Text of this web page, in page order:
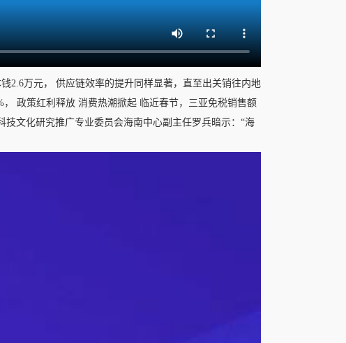
2.6万元， 供应链效率的提升同样显著，直至出关销往内地
政策红利释放 消费热潮掀起 临近春节，三亚免税销售额
文化研究推广专业委员会海南中心副主任罗兵暗示：“海